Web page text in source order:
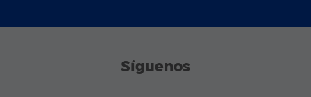
Síguenos